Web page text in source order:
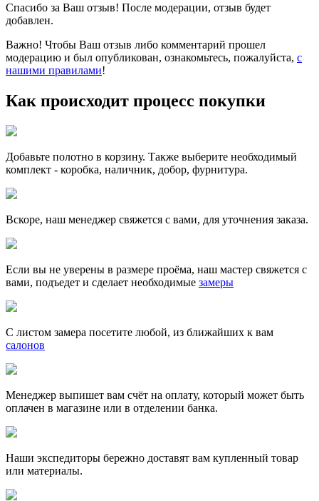
Спасибо за Ваш отзыв! После модерации, отзыв будет
добавлен.
Важно! Чтобы Ваш отзыв либо комментарий прошел
модерацию и был опубликован, ознакомьтесь, пожалуйста, с
нашими правилами!
Как происходит процесс покупки
Добавьте полотно в корзину. Также выберите необходимый
комплект - коробка, наличник, добор, фурнитура.
Вскоре, наш менеджер свяжется с вами, для уточнения заказа.
Если вы не уверены в размере проёма, наш мастер свяжется с
вами, подъедет и сделает необходимые замеры
С листом замера посетите любой, из ближайших к вам
салонов
Менеджер выпишет вам счёт на оплату, который может быть
оплачен в магазине или в отделении банка.
Наши экспедиторы бережно доставят вам купленный товар
или материалы.